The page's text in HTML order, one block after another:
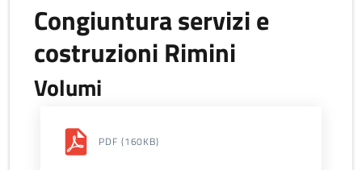
Congiuntura servizi e
costruzioni Rimini
Volumi
PDF (160KB)